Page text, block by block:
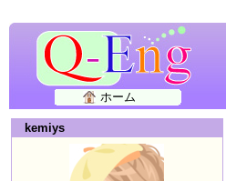
ホーム
kemiys